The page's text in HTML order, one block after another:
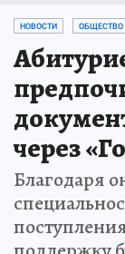
НОВОСТИ ОБЩЕСТВО
через
Благодаря